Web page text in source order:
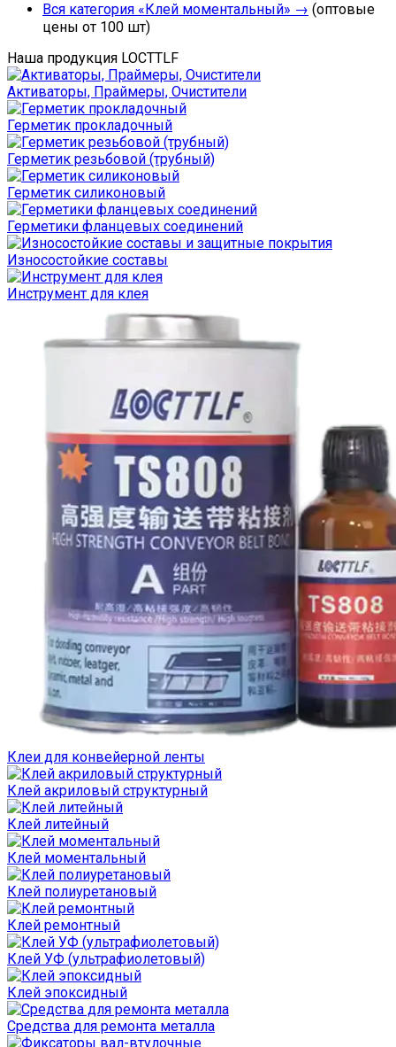
Вся категория «Клей моментальный» → (оптовые
цены от 100 шт)
Наша продукция LOCTTLF
Активаторы, Праймеры, Очистители
Герметик прокладочный
Герметик резьбовой (трубный)
Герметик силиконовый
Герметики фланцевых соединений
Износостойкие составы
Инструмент для клея
Клеи для конвейерной ленты
Клей акриловый структурный
Клей литейный
Клей моментальный
Клей полиуретановый
Клей ремонтный
Клей УФ (ультрафиолетовый)
Клей эпоксидный
Средства для ремонта металла